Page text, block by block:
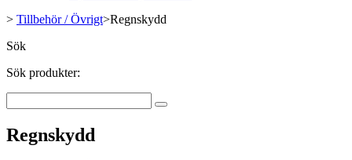
> Tillbehör / Övrigt>Regnskydd
Sök
Sök produkter:
Regnskydd